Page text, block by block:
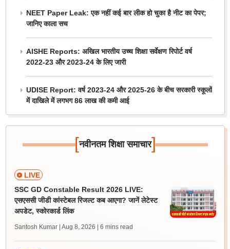
NEET Paper Leak: एक नहीं कई बार लीक हो चुका है नीट का पेपर;
जानिए काला सच
AISHE Reports: अखिल भारतीय उच्च शिक्षा सर्वेक्षण रिपोर्ट वर्ष
2022-23 और 2023-24 के लिए जारी
UDISE Report: वर्ष 2023-24 और 2025-26 के बीच सरकारी स्कूलों
में दाखिले में लगभग 86 लाख की कमी आई
[नवीनतम शिक्षा समाचार]
LIVE
SSC GD Constable Result 2026 LIVE:
एसएससी जीडी कांस्टेबल रिजल्ट कब आएगा? जानें लेटेस्ट
अपडेट, स्कोरकार्ड लिंक
Santosh Kumar | Aug 8, 2026 | 6 mins read